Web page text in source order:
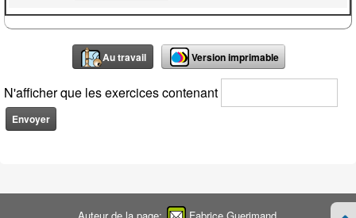
Au travail Version imprimable
N'afficher que les exercices contenant